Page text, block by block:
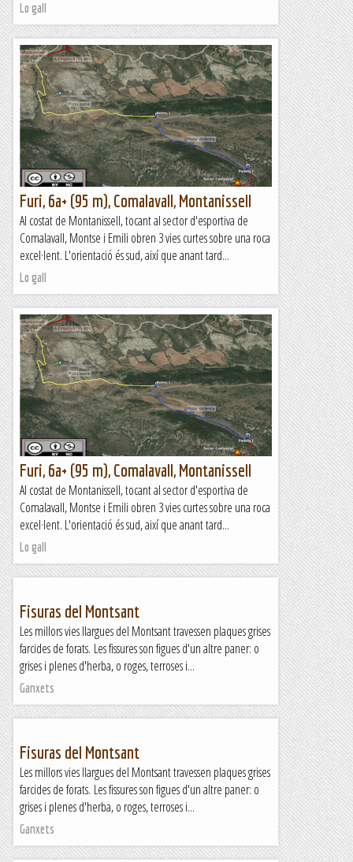
Lo gall
Furi, 6a+ (95 m), Comalavall, Montanissell
Al costat de Montanissell, tocant al sector d'esportiva de
Comalavall, Montse i Emili obren 3 vies curtes sobre una roca
excel·lent. L'orientació és sud, així que anant tard...
Lo gall
Furi, 6a+ (95 m), Comalavall, Montanissell
Al costat de Montanissell, tocant al sector d'esportiva de
Comalavall, Montse i Emili obren 3 vies curtes sobre una roca
excel·lent. L'orientació és sud, així que anant tard...
Lo gall
Fisuras del Montsant
Les millors vies llargues del Montsant travessen plaques grises
farcides de forats. Les fissures son figues d'un altre paner: o
grises i plenes d'herba, o roges, terroses i...
Ganxets
Fisuras del Montsant
Les millors vies llargues del Montsant travessen plaques grises
farcides de forats. Les fissures son figues d'un altre paner: o
grises i plenes d'herba, o roges, terroses i...
Ganxets